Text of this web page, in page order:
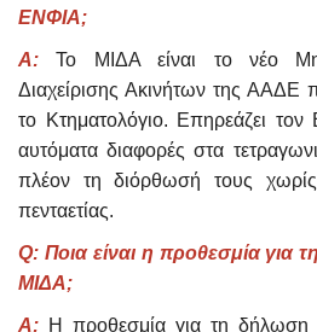
ΕΝΦΙΑ;
Α:
Το ΜΙΔΑ είναι το νέο
Διαχείρισης Ακινήτων της ΑΑΔΕ
το Κτηματολόγιο. Επηρεάζει
αυτόματα διαφορές στα
πλέον τη διόρθωσή τους
πενταετίας.
Q: Ποια είναι η προθεσμία για
ΜΙΔΑ;
Α: Η προθεσμία για τη